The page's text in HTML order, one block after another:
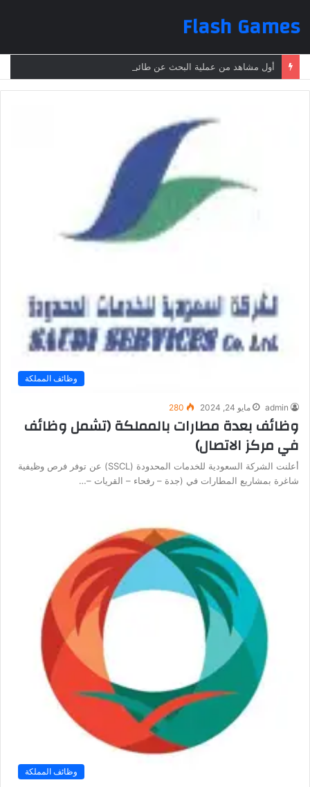
Flash Games
وظائف المملكة
admin مايو 24, 2024 280
وظائف بعدة مطارات بالمملكة (تشمل وظائف
في مركز الاتصال)
أعلنت الشركة السعودية للخدمات المحدودة (SSCL) عن توفر فرص وظيفية
شاغرة بمشاريع المطارات في (جدة – رفحاء – القريات –…
وظائف المملكة